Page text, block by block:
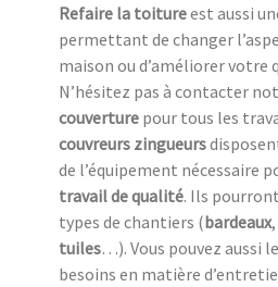
Refaire la toitureest aussi
permettant de changer
maison ou d’améliorer votre
N’hésitez pas à contacter
couverture pour tous les
couvreurs zingueurs
de l’équipement nécessaire
travail de qualité. Ils
types de chantiers (bardeaux,
tuiles…). Vous pouvez aussi
besoins en matière